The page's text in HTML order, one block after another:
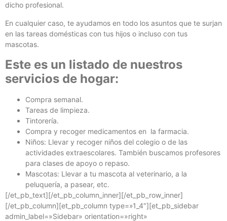
dicho profesional.
En cualquier caso, te ayudamos en todo los asuntos que te surjan
en las tareas domésticas con tus hijos o incluso con tus
mascotas.
Este es un listado de nuestros
servicios de hogar:
Compra semanal.
Tareas de limpieza.
Tintorería.
Compra y recoger medicamentos en la farmacia.
Niños: Llevar y recoger niños del colegio o de las
actividades extraescolares. También buscamos profesores
para clases de apoyo o repaso.
Mascotas: Llevar a tu mascota al veterinario, a la
peluquería, a pasear, etc.
[/et_pb_text][/et_pb_column_inner][/et_pb_row_inner]
[/et_pb_column][et_pb_column type=»1_4″][et_pb_sidebar
admin_label=»Sidebar» orientation=»right»